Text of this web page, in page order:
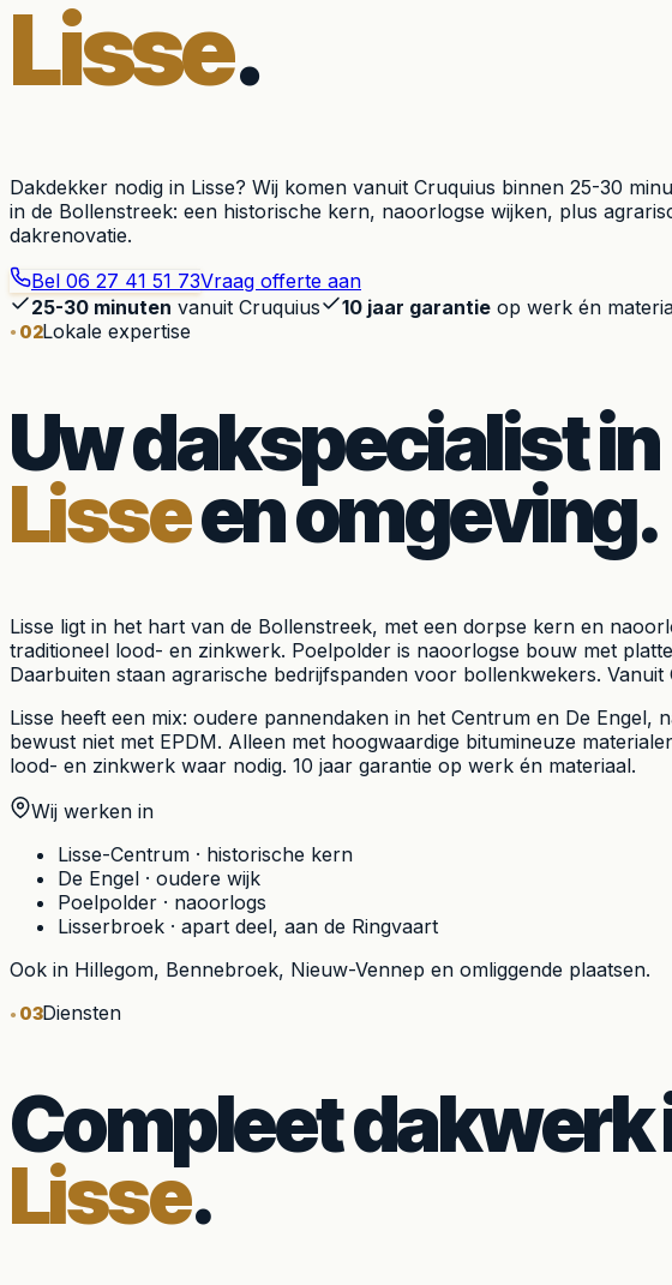
Lisse.
Dakdekker nodig in Lisse? Wij komen vanuit Cruquius binnen 25-30
in de Bollenstreek: een historische kern, naoorlogse wijken, plus
dakrenovatie.
Bel 06 27 41 51 73Vraag offerte aan
25-30 minuten vanuit Cruquius 10 jaar garantie op werk én
02Lokale expertise
Uw dakspecialist in
Lisseen omgeving.
Lisse ligt in het hart van de Bollenstreek, met een dorpse kern en
traditioneel lood- en zinkwerk. Poelpolder is naoorlogse bouw met
Daarbuiten staan agrarische bedrijfspanden voor bollenkwekers.
Lisse heeft een mix: oudere pannendaken in het Centrum en De
bewust niet met EPDM. Alleen met hoogwaardige bitumineuze
lood- en zinkwerk waar nodig. 10 jaar garantie op werk én materiaal.
Wij werken in
Lisse-Centrum · historische kern
De Engel · oudere wijk
Poelpolder · naoorlogs
Lisserbroek · apart deel, aan de Ringvaart
Ook in Hillegom, Bennebroek, Nieuw-Vennep en omliggende plaatsen.
03Diensten
Compleet dakwerk
Lisse.